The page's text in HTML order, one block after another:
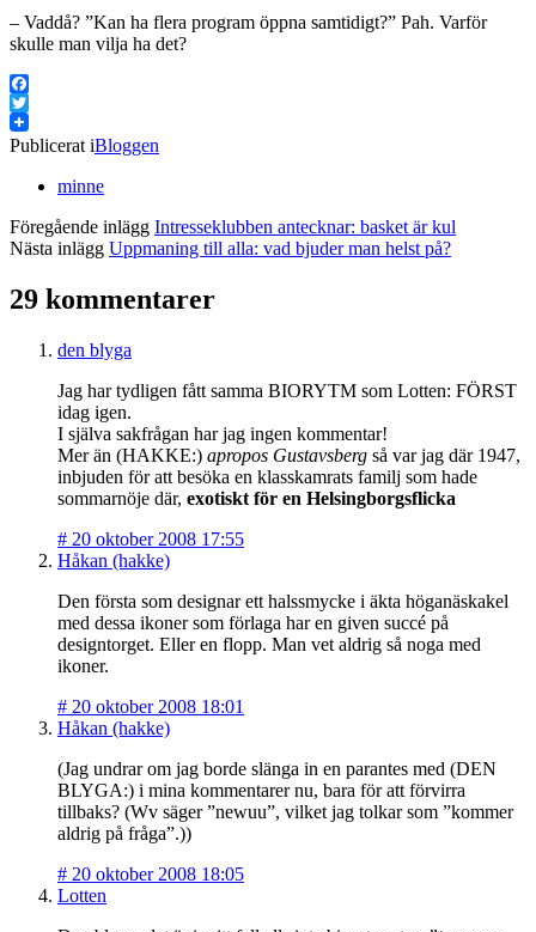
– Vaddå? ”Kan ha flera program öppna samtidigt?” Pah. Varför
skulle man vilja ha det?
Facebook
Twitter
Publicerat iBloggen
minne
Föregående inlägg Intresseklubben antecknar: basket är kul
Nästa inlägg Uppmaning till alla: vad bjuder man helst på?
29 kommentarer
den blyga
Jag har tydligen fått samma BIORYTM som Lotten: FÖRST
idag igen.
I själva sakfrågan har jag ingen kommentar!
Mer än (HAKKE:) apropos Gustavsberg så var jag där 1947,
inbjuden för att besöka en klasskamrats familj som hade
sommarnöje där, exotiskt för en Helsingborgsflicka
# 20 oktober 2008 17:55
Håkan (hakke)
Den första som designar ett halssmycke i äkta höganäskakel
med dessa ikoner som förlaga har en given succé på
designtorget. Eller en flopp. Man vet aldrig så noga med
ikoner.
# 20 oktober 2008 18:01
Håkan (hakke)
(Jag undrar om jag borde slänga in en parantes med (DEN
BLYGA:) i mina kommentarer nu, bara för att förvirra
tillbaks? (Wv säger ”newuu”, vilket jag tolkar som ”kommer
aldrig på fråga”.))
# 20 oktober 2008 18:05
Lotten